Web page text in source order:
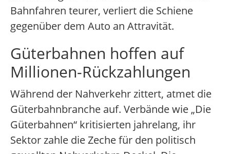
Bahnfahren teurer, verliert die Schiene
gegenüber dem Auto an Attravität.
Güterbahnen hoffen auf
Millionen-Rückzahlungen
Während der Nahverkehr zittert, atmet die
Güterbahnbranche auf. Verbände wie „Die
Güterbahnen“ kritisierten jahrelang, ihr
Sektor zahle die Zeche für den politisch